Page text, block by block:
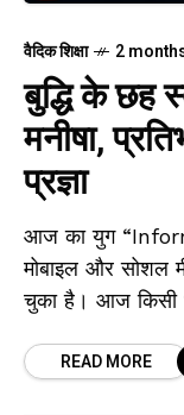
वैदिक शिक्षा 2
बुद्धि के छह
मनीषा,
प्रज्ञा
आज का युग
मोबाइल और सोशल
चुका है। आज किसी
READ MORE